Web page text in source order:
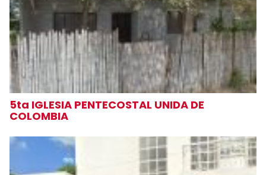
5ta IGLESIA PENTECOSTAL UNIDA DE
COLOMBIA